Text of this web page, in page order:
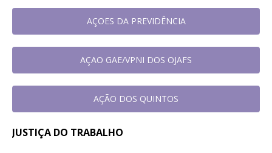
AÇOES DA PREVIDÊNCIA
AÇAO GAE/VPNI DOS OJAFS
AÇÃO DOS QUINTOS
JUSTIÇA DO TRABALHO